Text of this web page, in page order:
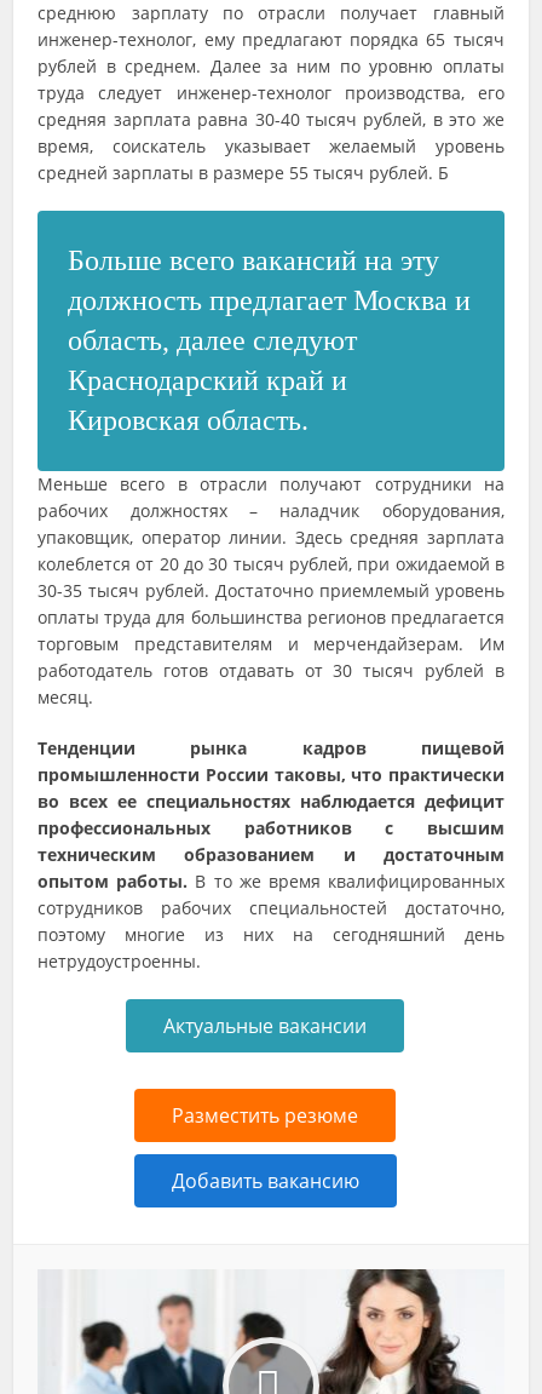
среднюю зарплату по отрасли получает главный
инженер-технолог, ему предлагают порядка 65 тысяч
рублей в среднем. Далее за ним по уровню оплаты
труда следует инженер-технолог производства, его
средняя зарплата равна 30-40 тысяч рублей, в это же
время, соискатель указывает желаемый уровень
средней зарплаты в размере 55 тысяч рублей. Б
Больше всего вакансий на эту
должность предлагает Москва и
область, далее следуют
Краснодарский край и
Кировская область.
Меньше всего в отрасли получают сотрудники на
рабочих должностях – наладчик оборудования,
упаковщик, оператор линии. Здесь средняя зарплата
колеблется от 20 до 30 тысяч рублей, при ожидаемой в
30-35 тысяч рублей. Достаточно приемлемый уровень
оплаты труда для большинства регионов предлагается
торговым представителям и мерчендайзерам. Им
работодатель готов отдавать от 30 тысяч рублей в
месяц.
Тенденции рынка кадров пищевой
промышленности России таковы, что практически
во всех ее специальностях наблюдается дефицит
профессиональных работников с высшим
техническим образованием и достаточным
опытом работы. В то же время квалифицированных
сотрудников рабочих специальностей достаточно,
поэтому многие из них на сегодняшний день
нетрудоустроенны.
Актуальные вакансии
Разместить резюме
Добавить вакансию